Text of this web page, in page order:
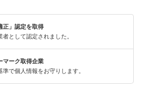
正」認定を取得
者として認定されました。
マーク取得企業
準で個人情報をお守りします。